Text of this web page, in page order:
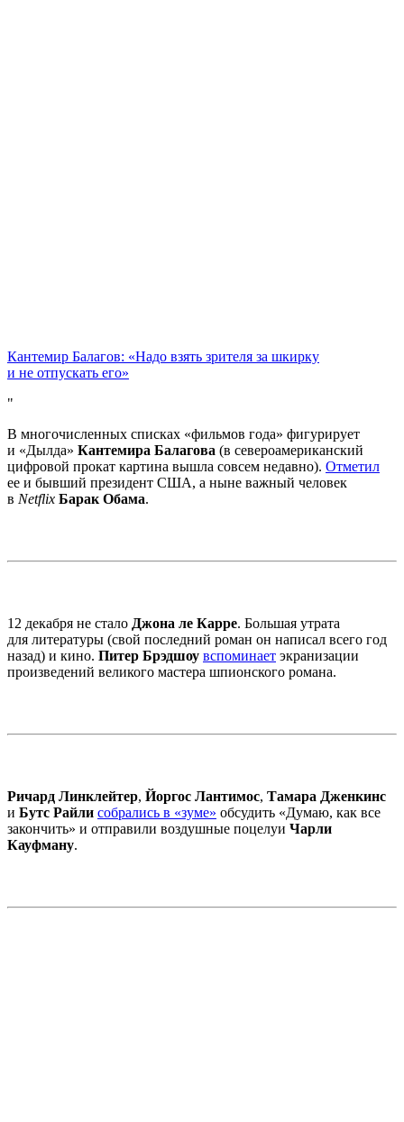
Кантемир Балагов: «Надо взять зрителя за шкирку
и не отпускать его»
В многочисленных списках «фильмов года» фигурирует
и «Дылда» Кантемира Балагова (в североамериканский
цифровой прокат картина вышла совсем недавно). Отметил
ее и бывший президент США, а ныне важный человек
в Netflix Барак Обама.
12 декабря не стало Джона ле Карре. Большая утрата
для литературы (свой последний роман он написал всего год
назад) и кино. Питер Брэдшоу вспоминает экранизации
произведений великого мастера шпионского романа.
Ричард Линклейтер, Йоргос Лантимос, Тамара Дженкинс
и Бутс Райли собрались в «зуме» обсудить «Думаю, как все
закончить» и отправили воздушные поцелуи Чарли
Кауфману.